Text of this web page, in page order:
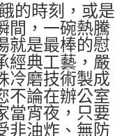
的時刻，或是
間，一碗熱騰
就是最棒的慰
經典工藝，嚴
冷磨技術製成
不論在辦公室
當宵夜，只要
非油炸、無防